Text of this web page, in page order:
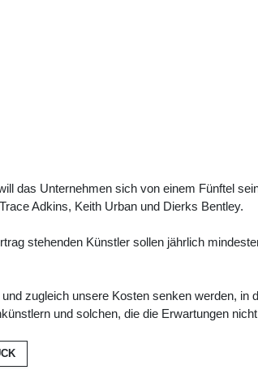
das Unternehmen sich von einem Fünftel
Adkins, Keith Urban und Dierks Bentley.
stehenden Künstler sollen jährlich
zugleich unsere Kosten senken werden, in
und solchen, die die Erwartungen